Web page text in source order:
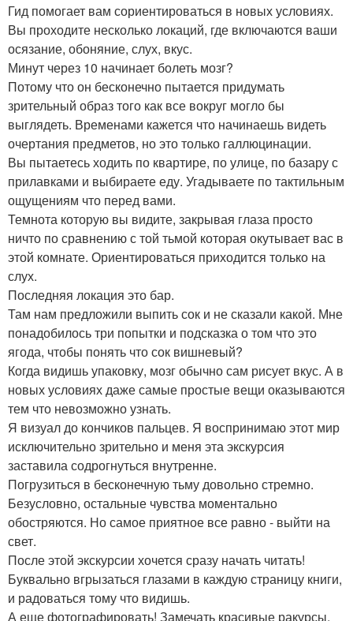
Гид помогает вам сориентироваться в новых условиях.
Вы проходите несколько локаций, где включаются ваши
осязание, обоняние, слух, вкус.
Минут через 10 начинает болеть мозг?
Потому что он бесконечно пытается придумать
зрительный образ того как все вокруг могло бы
выглядеть. Временами кажется что начинаешь видеть
очертания предметов, но это только галлюцинации.
Вы пытаетесь ходить по квартире, по улице, по базару с
прилавками и выбираете еду. Угадываете по тактильным
ощущениям что перед вами.
Темнота которую вы видите, закрывая глаза просто
ничто по сравнению с той тьмой которая окутывает вас в
этой комнате. Ориентироваться приходится только на
слух.
Последняя локация это бар.
Там нам предложили выпить сок и не сказали какой. Мне
понадобилось три попытки и подсказка о том что это
ягода, чтобы понять что сок вишневый?
Когда видишь упаковку, мозг обычно сам рисует вкус. А в
новых условиях даже самые простые вещи оказываются
тем что невозможно узнать.
Я визуал до кончиков пальцев. Я воспринимаю этот мир
исключительно зрительно и меня эта экскурсия
заставила содрогнуться внутренне.
Погрузиться в бесконечную тьму довольно стремно.
Безусловно, остальные чувства моментально
обостряются. Но самое приятное все равно - выйти на
свет.
После этой экскурсии хочется сразу начать читать!
Буквально вгрызаться глазами в каждую страницу книги,
и радоваться тому что видишь.
А еще фотографировать! Замечать красивые ракурсы,